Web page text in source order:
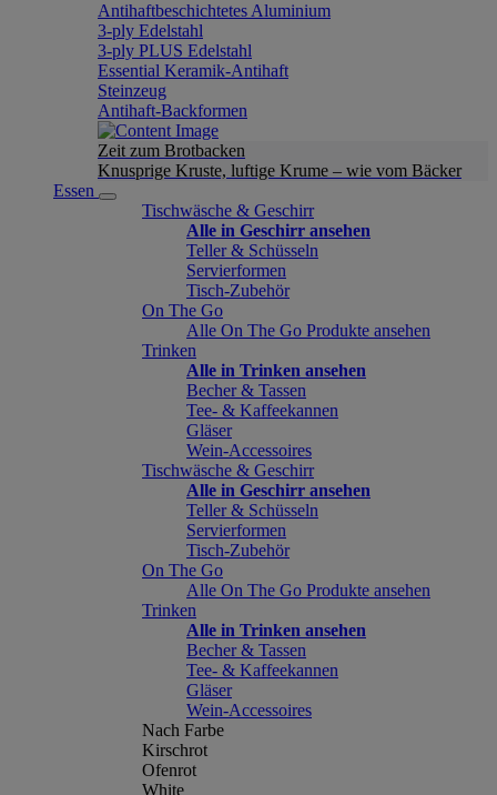
Antihaftbeschichtetes Aluminium
3-ply Edelstahl
3-ply PLUS Edelstahl
Essential Keramik-Antihaft
Steinzeug
Antihaft-Backformen
Zeit zum Brotbacken
Knusprige Kruste, luftige Krume – wie vom Bäcker
Essen
Tischwäsche & Geschirr
Alle in Geschirr ansehen
Teller & Schüsseln
Servierformen
Tisch-Zubehör
On The Go
Alle On The Go Produkte ansehen
Trinken
Alle in Trinken ansehen
Becher & Tassen
Tee- & Kaffeekannen
Gläser
Wein-Accessoires
Tischwäsche & Geschirr
Alle in Geschirr ansehen
Teller & Schüsseln
Servierformen
Tisch-Zubehör
On The Go
Alle On The Go Produkte ansehen
Trinken
Alle in Trinken ansehen
Becher & Tassen
Tee- & Kaffeekannen
Gläser
Wein-Accessoires
Nach Farbe
Kirschrot
Ofenrot
White